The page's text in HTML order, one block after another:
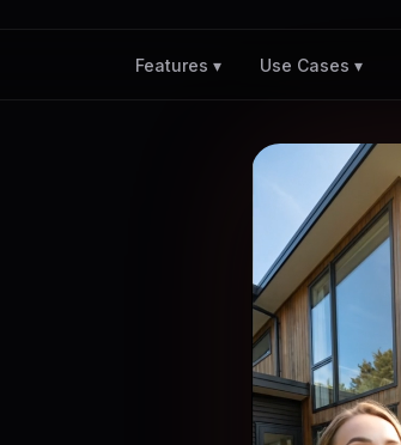
Features ▾ Use Cases ▾